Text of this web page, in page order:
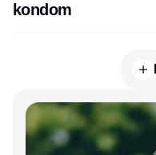
kondom